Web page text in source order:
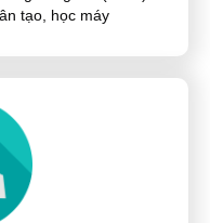
tạo, học máy